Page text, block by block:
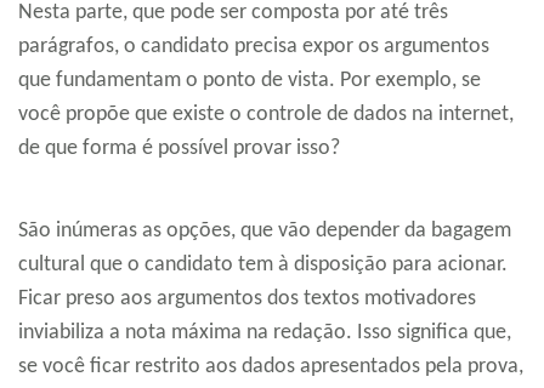
Nesta parte, que pode ser composta por até três
parágrafos, o candidato precisa expor os argumentos
que fundamentam o ponto de vista. Por exemplo, se
você propõe que existe o controle de dados na internet,
de que forma é possível provar isso?
São inúmeras as opções, que vão depender da bagagem
cultural que o candidato tem à disposição para acionar.
Ficar preso aos argumentos dos textos motivadores
inviabiliza a nota máxima na redação. Isso significa que,
se você ficar restrito aos dados apresentados pela prova,